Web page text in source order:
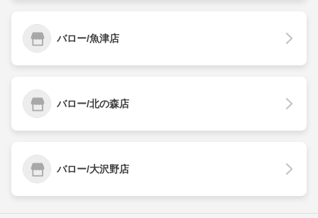
バロー/魚津店
バロー/北の森店
バロー/大沢野店